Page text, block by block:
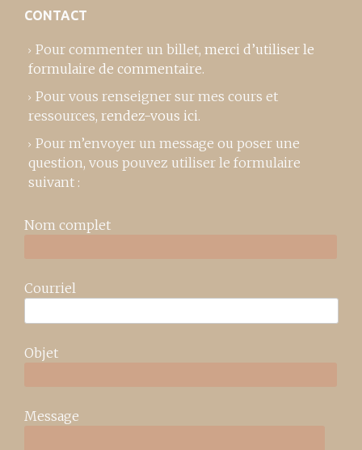
CONTACT
Pour commenter un billet, merci d’utiliser le
formulaire de commentaire.
Pour vous renseigner sur mes cours et
ressources, rendez-vous ici.
Pour m’envoyer un message ou poser une
question, vous pouvez utiliser le formulaire
suivant :
Nom complet
Courriel
Objet
Message